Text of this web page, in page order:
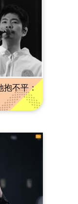
不平：